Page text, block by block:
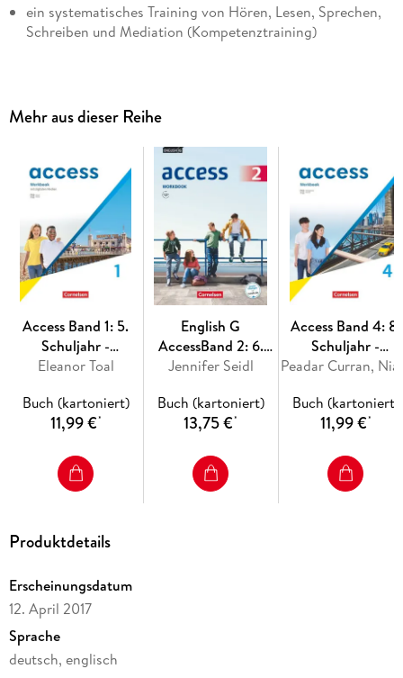
ein systematisches Training von Hören, Lesen, Sprechen,
Schreiben und Mediation (Kompetenztraining)
Mehr aus dieser Reihe
Access Band 1: 5.
Schuljahr -
Workbook
Eleanor Toal
Buch (kartoniert)
11,99 €*
English G
AccessBand 2: 6.
Schuljahr -
Audios online
Jennifer Seidl
Buch (kartoniert)
13,75 €*
Access Band 4: 8.
Schuljahr -
Allgemeine
mit digitalen
Buch (kartoniert)
11,99 €*
Produktdetails
Erscheinungsdatum
12. April 2017
Sprache
deutsch, englisch